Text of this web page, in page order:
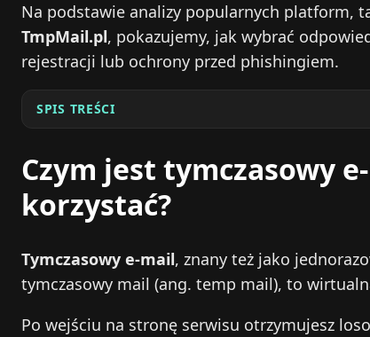
Na podstawie analizy popularnych platform,
TmpMail.pl, pokazujemy, jak wybrać
rejestracji lub ochrony przed phishingiem.
SPIS TREŚCI
Czym jest tymczasowy
korzystać?
Tymczasowy e‑mail, znany też jako
tymczasowy mail (ang. temp mail), to
Po wejściu na stronę serwisu otrzymujesz